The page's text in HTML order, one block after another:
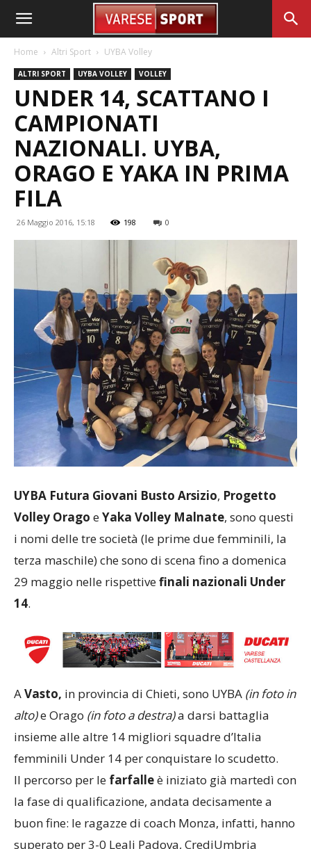
Home Altri Sport UYBA Volley
ALTRI SPORT UYBA VOLLEY VOLLEY
UNDER 14, SCATTANO I
CAMPIONATI
NAZIONALI. UYBA,
ORAGO E YAKA IN PRIMA
FILA
26 Maggio 2016, 15:18 198 0
UYBA Futura Giovani Busto Arsizio, Progetto
Volley Orago eYaka Volley Malnate, sono questi
i nomi delle tre società (le prime due femminili, la
terza maschile) che sono di scena fino a domenica
29 maggio nelle rispettivefinali nazionali Under
14.
AVasto, in provincia di Chieti, sono UYBA (in foto in
alto)e Orago (in foto a destra)a darsi battaglia
insieme alle altre 14 migliori squadre d’Italia
femminili Under 14 per conquistare lo scudetto.
Il percorso per le farfalleè iniziato già martedì con
la fase di qualificazione, andata decisamente a
buon fine: le ragazze di coach Monza, infatti, hanno
superato per 3-0 Leali Padova, CrediUmbria